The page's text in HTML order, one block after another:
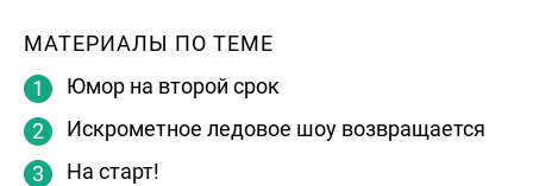
МАТЕРИАЛЫ ПО ТЕМЕ
Юмор на второй срок
Искрометное ледовое шоу возвращается
На старт!